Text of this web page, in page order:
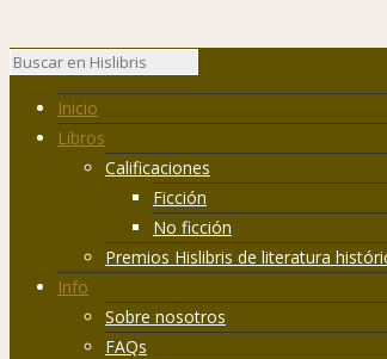
Inicio
Libros
Calificaciones
Ficción
No ficción
Premios Hislibris de literatura
Info
Sobre nosotros
FAQs